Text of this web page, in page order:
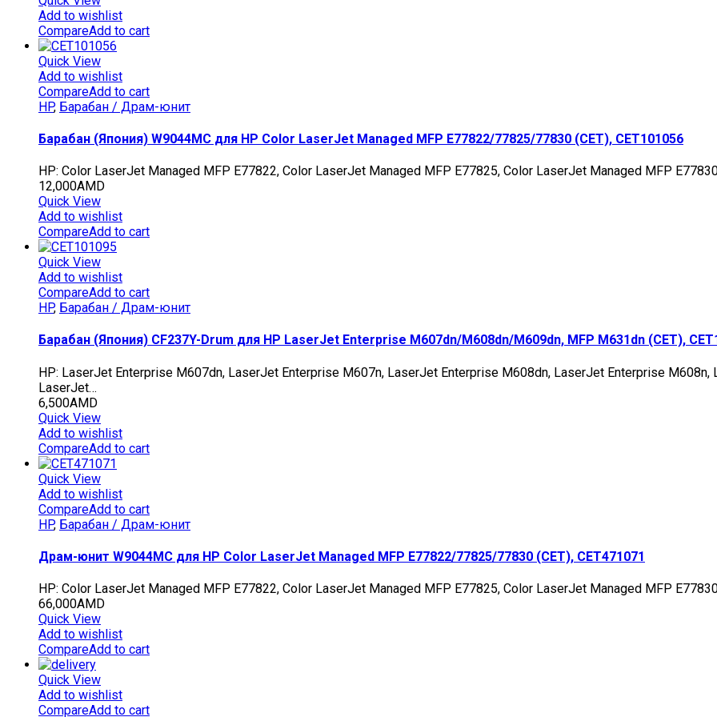
Add to wishlist
CompareAdd to cart
Quick View
Add to wishlist
CompareAdd to cart
HP, Барабан / Драм-юнит
Барабан (Япония) W9044MC для HP Color LaserJet Managed MFP E77822/77825/77830 (CET), CET101056
HP: Color LaserJet Managed MFP E77822, Color LaserJet Managed MFP E77825, Color LaserJet Managed MFP
12,000AMD
Quick View
Add to wishlist
CompareAdd to cart
Quick View
Add to wishlist
CompareAdd to cart
HP, Барабан / Драм-юнит
Барабан (Япония) CF237Y-Drum для HP LaserJet Enterprise M607dn/M608dn/M609dn, MFP M631dn (CET),
HP: LaserJet Enterprise M607dn, LaserJet Enterprise M607n, LaserJet Enterprise M608dn, LaserJet Enterprise
LaserJet…
6,500AMD
Quick View
Add to wishlist
CompareAdd to cart
Quick View
Add to wishlist
CompareAdd to cart
HP, Барабан / Драм-юнит
Драм-юнит W9044MC для HP Color LaserJet Managed MFP E77822/77825/77830 (CET), CET471071
HP: Color LaserJet Managed MFP E77822, Color LaserJet Managed MFP E77825, Color LaserJet Managed MFP
66,000AMD
Quick View
Add to wishlist
CompareAdd to cart
Quick View
Add to wishlist
CompareAdd to cart